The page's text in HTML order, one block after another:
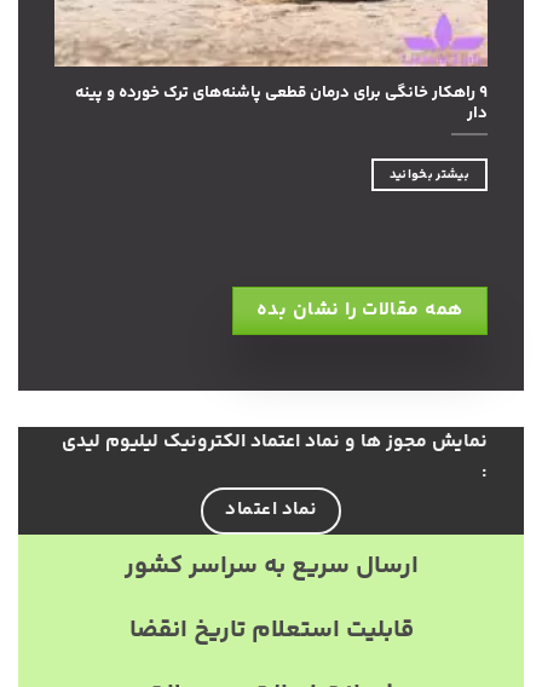
۹ راهکار خانگی برای درمان قطعی پاشنه‌های ترک خورده و پینه
دار
بیشتر بخوانید
همه مقالات را نشان بده
نمایش مجوز ها و نماد اعتماد الکترونیک لیلیوم لیدی
:
نماد اعتماد
ارسال سریع به سراسر کشور
قابلیت استعلام تاریخ انقضا